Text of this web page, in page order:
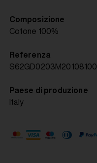
Composizione
Cotone 100%
Referenza
S62GD0203M20108100
Paese di produzione
Italy